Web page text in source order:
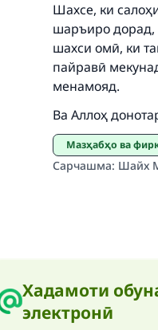
Шахсе, ки
шаръиро дорад,
шахси омӣ, ки
пайравӣ
менамояд.
Ва Аллоҳ
Мазҳабҳо ва
Сарчашма: Шайх
Хадамоти
электронӣ